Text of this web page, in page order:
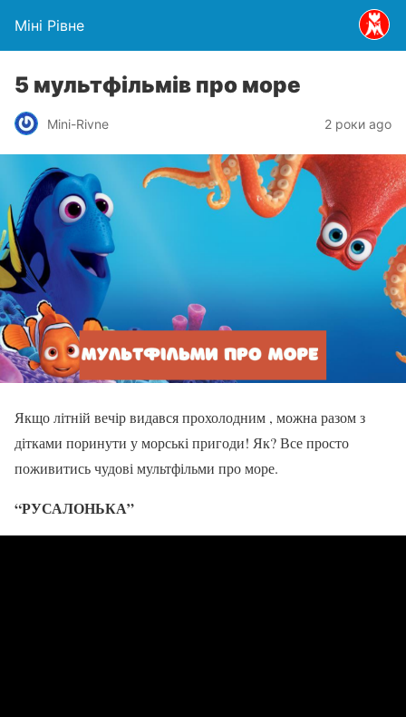
Міні Рівне
5 мультфільмів про море
Mini-Rivne 2 роки ago
Якщо літній вечір видався прохолодним , можна разом з
дітками поринути у морські пригоди! Як? Все просто
поживитись чудові мультфільми про море.
“РУСАЛОНЬКА”